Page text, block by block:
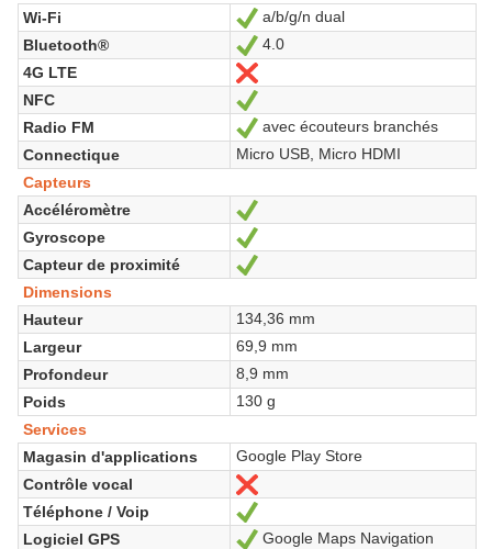
Wi-Fi
Oui
a/b/g/n dual
Bluetooth®
Oui
4.0
4G LTE
Non
NFC
Radio FM
Oui
avec écouteurs branchés
Connectique
Micro USB, Micro HDMI
Capteurs
Accéléromètre
Gyroscope
Oui
Capteur de proximité
Dimensions
Hauteur
134,36 mm
Largeur
69,9 mm
Profondeur
8,9 mm
Poids
130 g
Services
Magasin d'applications
Google Play Store
Contrôle vocal
Non
Téléphone / Voip
Oui
Logiciel GPS
Oui
Google Maps Navigation